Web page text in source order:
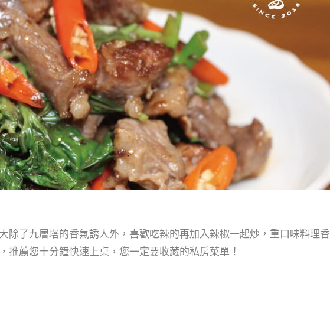
除了九層塔的香氣誘人外，喜歡吃辣的再加入辣椒一起炒，重口味料理香
推薦您十分鐘快速上桌，您一定要收藏的私房菜單！